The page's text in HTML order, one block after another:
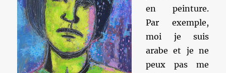
en peinture.
Par exemple,
moi je suis
arabe et je ne
peux pas me